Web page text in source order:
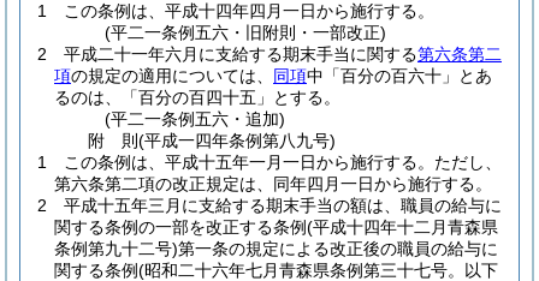
1
この条例は、平成十四年四月一日から施行する。
(平二一条例五六・旧附則・一部改正)
2
平成二十一年六月に支給する期末手当に関する第六条第二
項の規定の適用については、 同項中「百分の百六十」とあ
るのは、「百分の百四十五」とする。
(平二一条例五六・追加)
附 則(平成一四年条例第八九号)
1
この条例は、平成十五年一月一日から施行する。 ただし、
第六条第二項の改正規定は、同年四月一日から施行する。
2
平成十五年三月に支給する期末手当の額は、職員の給与に
関する条例の一部を改正する条例(平成十四年十二月青森県
条例第九十二号)第一条の規定による改正後の職員の給与に
関する条例(昭和二十六年七月青森県条例第三十七号。以下